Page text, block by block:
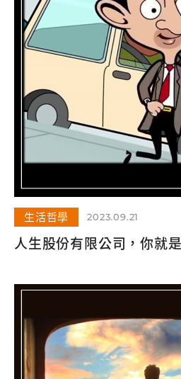
生活哲學 2023.09.21
人生股份有限公司，你就